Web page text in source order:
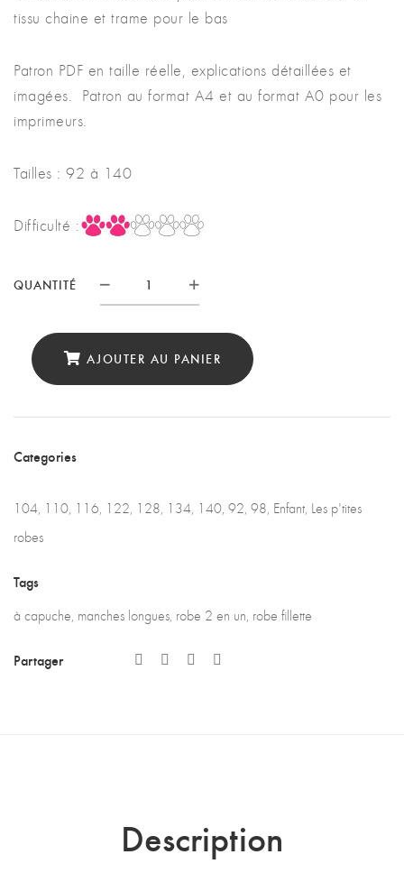
tissu chaine et trame pour le bas
Patron PDF en taille réelle, explications détaillées et
imagées. Patron au format A4 et au format A0 pour les
imprimeurs.
Tailles : 92 à 140
Difficulté :
QUANTITÉ Quantité
AJOUTER AU PANIER
Categories
104, 110, 116, 122, 128, 134, 140, 92, 98, Enfant, Les p'tites
robes
Tags
à capuche, manches longues, robe 2 en un, robe fillette
Partager
Description